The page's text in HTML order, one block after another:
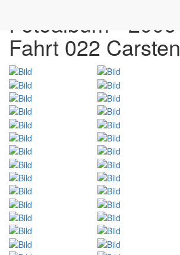
Fotoalbum - 2006
Fahrt 022 Carsten